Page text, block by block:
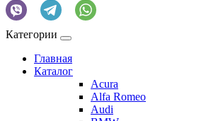
Категории
Главная
Каталог
Acura
Alfa Romeo
Audi